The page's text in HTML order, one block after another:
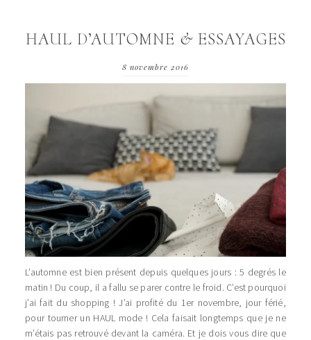
HAUL D’AUTOMNE & ESSAYAGES
8 novembre 2016
L’automne est bien présent depuis quelques jours : 5 degrés le
matin ! Du coup, il a fallu se parer contre le froid. C’est pourquoi
j’ai fait du shopping ! J’ai profité du 1er novembre, jour férié,
pour tourner un HAUL mode ! Cela faisait longtemps que je ne
m’étais pas retrouvé devant la caméra. Et je dois vous dire que